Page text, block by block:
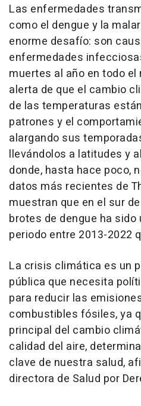
Las enfermedades
como el dengue y la
enorme desafío: son
enfermedades
muertes al año en todo el
alerta de que el cambio
de las temperaturas
patrones y el
alargando sus
llevándolos a latitudes y
donde, hasta hace poco,
datos más recientes de
muestran que en el sur
brotes de dengue ha sido
periodo entre 2013-2022
La crisis climática es un
pública que necesita
para reducir las
combustibles fósiles, ya
principal del cambio
calidad del aire,
clave de nuestra salud,
directora de Salud por